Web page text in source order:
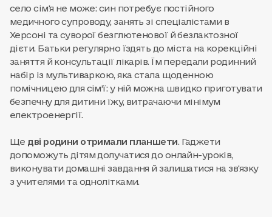
село сім'я не може: син потребує постійного
медичного супроводу, занять зі спеціалістами в
Херсоні та суворої безглютенової й безлактозної
дієти. Батьки регулярно їздять до міста на корекційні
заняття й консультації лікарів. Їм передали родинний
набір із мультиваркою, яка стала щоденною
помічницею для сім’ї: у ній можна швидко приготувати
безпечну для дитини їжу, витрачаючи мінімум
електроенергії.
Ще дві родини отримали планшети. Гаджети
допоможуть дітям долучатися до онлайн-уроків,
виконувати домашні завдання й залишатися на зв'язку
з учителями та однолітками.